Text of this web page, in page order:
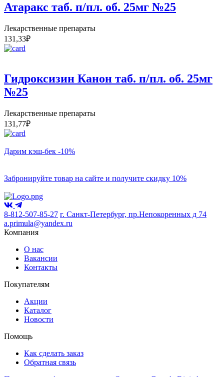
Атаракс таб. п/пл. об. 25мг №25
Лекарственные препараты
131,33₽
Гидроксизин Канон таб. п/пл. об. 25мг
№25
Лекарственные препараты
131,77₽
Дарим кэш-бек -10%
Забронируйте товар на сайте и получите скидку 10%
8-812-507-85-27 г. Санкт-Петербург, пр.Непокоренных д 74
a.primula@yandex.ru
Компания
О нас
Вакансии
Контакты
Покупателям
Акции
Каталог
Новости
Помощь
Как сделать заказ
Обратная связь